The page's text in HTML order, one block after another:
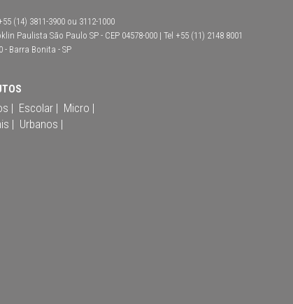
(14) 3811-3900 ou 3112-1000
Paulista São Paulo SP - CEP 04578-000 | Tel +55 (11) 2148 8001
- Barra Bonita - SP
| Escolar | Micro |
| Urbanos |